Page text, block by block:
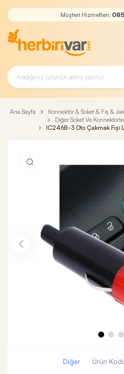
Müşteri Hizmetleri:
Ana Sayfa
Konnektör & Soket & Fiş &
Diğer Soket Ve
IC246B-3 Oto Çakmak Fişi
Diğer Ürün